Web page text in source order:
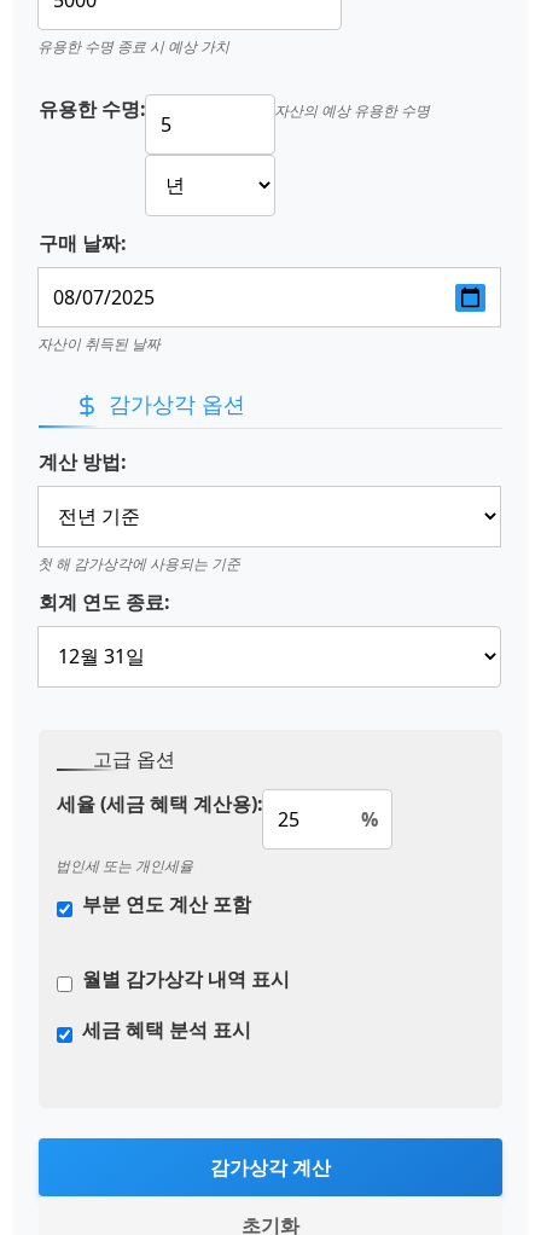
유용한 수명 종료 시 예상 가치
유용한 수명: 자산의 예상 유용한 수명
구매 날짜:
자산이 취득된 날짜
감가상각 옵션
계산 방법:
첫 해 감가상각에 사용되는 기준
회계 연도 종료:
고급 옵션
세율 (세금 혜택 계산용):
%
법인세 또는 개인세율
부분 연도 계산 포함
월별 감가상각 내역 표시
세금 혜택 분석 표시
감가상각 계산
초기화